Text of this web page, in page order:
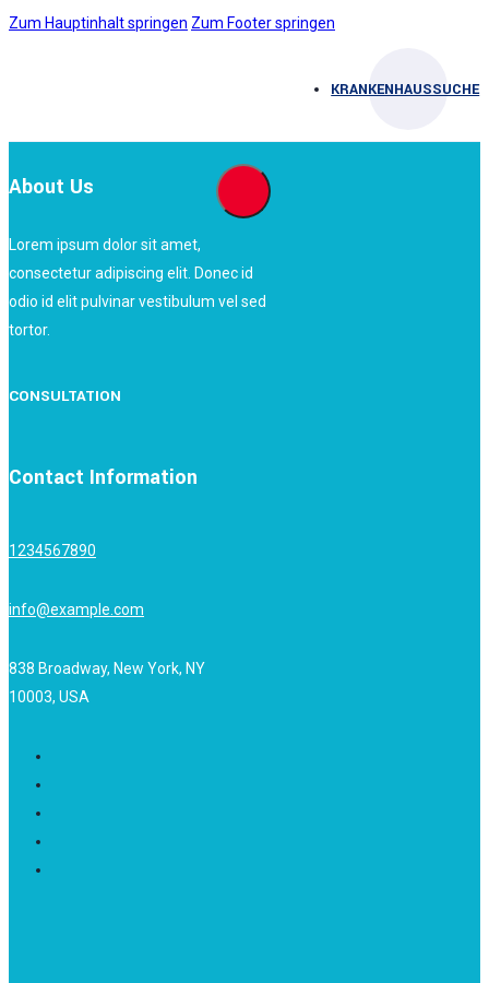
Zum Hauptinhalt springen Zum Footer springen
KRANKENHAUSSUCHE
About Us
Lorem ipsum dolor sit amet,
consectetur adipiscing elit. Donec id
odio id elit pulvinar vestibulum vel sed
tortor.
CONSULTATION
Contact Information
1234567890
info@example.com
838 Broadway, New York, NY
10003, USA